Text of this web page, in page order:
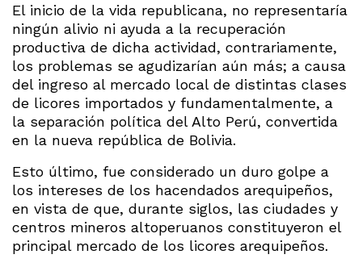
El inicio de la vida republicana, no representaría
ningún alivio ni ayuda a la recuperación
productiva de dicha actividad, contrariamente,
los problemas se agudizarían aún más; a causa
del ingreso al mercado local de distintas clases
de licores importados y fundamentalmente, a
la separación política del Alto Perú, convertida
en la nueva república de Bolivia.
Esto último, fue considerado un duro golpe a
los intereses de los hacendados arequipeños,
en vista de que, durante siglos, las ciudades y
centros mineros altoperuanos constituyeron el
principal mercado de los licores arequipeños.